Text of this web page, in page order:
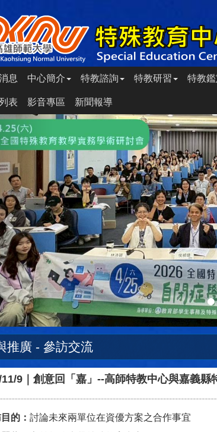
息 中心簡介 特教諮詢 特教研習 特教
表 影音專區 新聞報導
Previous
推廣 - 參訪交流
9｜創意回「嘉」--高師特教中心與嘉義
的： 討論未來兩單位在資優方案之合作事宜